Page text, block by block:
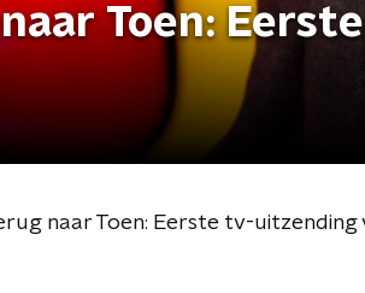
Toen:
naar Toen: Eerste tv-uitzending